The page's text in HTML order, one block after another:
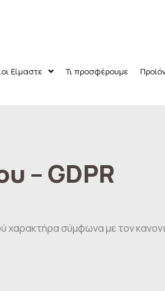
Είμαστε Τι προσφέρουμε
– GDPR
σύμφωνα με τον